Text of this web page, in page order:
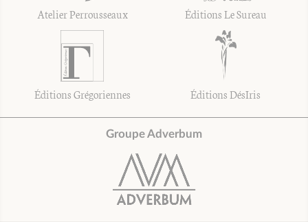
Atelier Perrousseaux Éditions Le Sureau
Éditions Grégoriennes Éditions DésIris
Groupe Adverbum